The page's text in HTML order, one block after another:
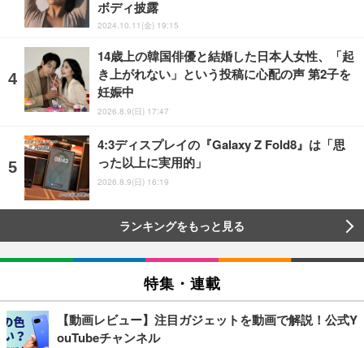
ボディ披露
2024.10.11(金) 19:15
14歳上の韓国俳優と結婚した日本人女性、「起
き上がれない」という投稿に心配の声 第2子を
妊娠中
2026.8.9(日) 17:47
4:3ディスプレイの『Galaxy Z Fold8』は「思
った以上に実用的」
2026.8.9(日) 16:19
ランキングをもっと見る
特集・連載
【動画レビュー】注目ガジェットを動画で解説！公式Y
ouTubeチャンネル